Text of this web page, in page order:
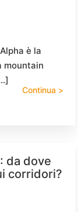
è la
mountain
Continua >
da dove
corridori?